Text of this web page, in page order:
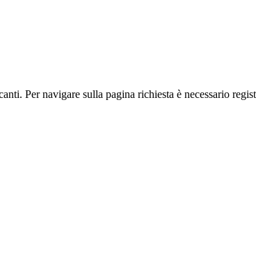
Per navigare sulla pa­gi­na richiesta è necessario